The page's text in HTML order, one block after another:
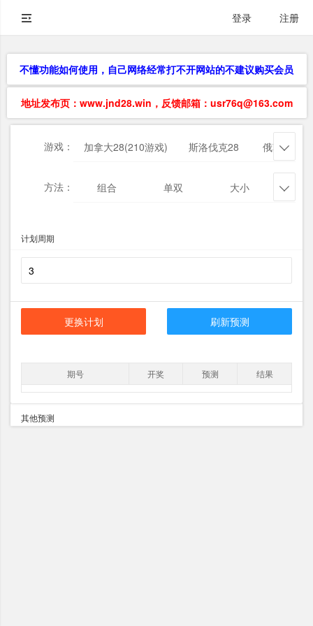
登录 注册
不懂功能如何使用，自己网络经常打不开网站的不建议购买会员
地址发布页：www.jnd28.win，反馈邮箱：usr76q@163.com
游戏： 加拿大28(210游戏) 斯洛伐克28 俄勒冈28

方法： 组合 单双 大小 
计划周期
更换计划 刷新预测
期号 开奖 预测 结果
其他预测